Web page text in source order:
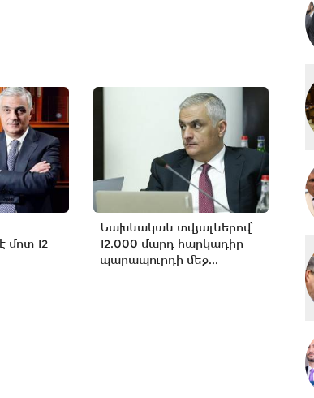
մոտ 12
Նախնական տվյալներով՝
12.000 մարդ հարկադիր
պարապուրդի մեջ...